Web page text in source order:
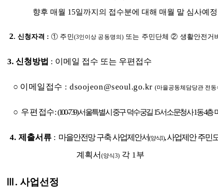
향후 매월 15일까지의 접수분에 대해 매월 말 심사예정
2. 신청자격 : ① 주민(3인이상 공동명의) 또는 주민단체 ② 생활안전거
3. 신청방법 : 이메일 접수 또는 우편접수
○ 이메일접수 : dsoojeon@seoul.go.kr (마을공동체담당관 전
○ 우편 접수 :(100-739) 서울특별시 중구 덕수궁길 15 서소문청사 1동 4
4. 제출서류 : 마을안전망 구축 사업제안서(양식1), 사업제안 주민
계획서(양식3) 각 1부
Ⅲ. 사업선정